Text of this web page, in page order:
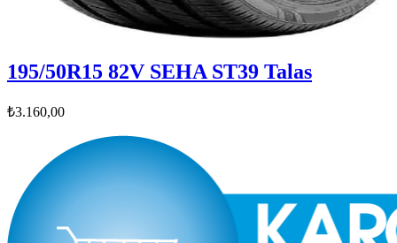
195/50R15 82V SEHA ST39 Talas
₺3.160,00